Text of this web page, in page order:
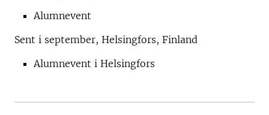
Alumnevent
Sent i september, Helsingfors, Finland
Alumnevent i Helsingfors